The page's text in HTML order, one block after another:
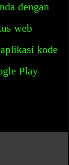
dengan
web
kode
Play